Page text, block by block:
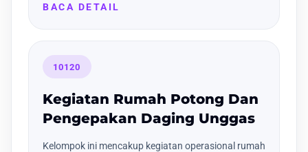
BACA DETAIL
10120
Kegiatan Rumah Potong Dan
Pengepakan Daging Unggas
Kelompok ini mencakup kegiatan operasional rumah